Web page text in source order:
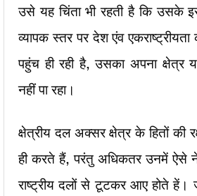
उसे यह चिंता भी रहती है कि उसके
व्यापक स्तर पर देश एंव एकराष्ट्रीयता
पहुंच ही रही है, उसका अपना क्षेत्र
नहीं पा रहा।
क्षेत्रीय दल अक्सर क्षेत्र के हितों की
ही करते हैं, परंतु अधिकतर उनमें ऐसे
राष्ट्रीय दलों से टूटकर आए होते हें।